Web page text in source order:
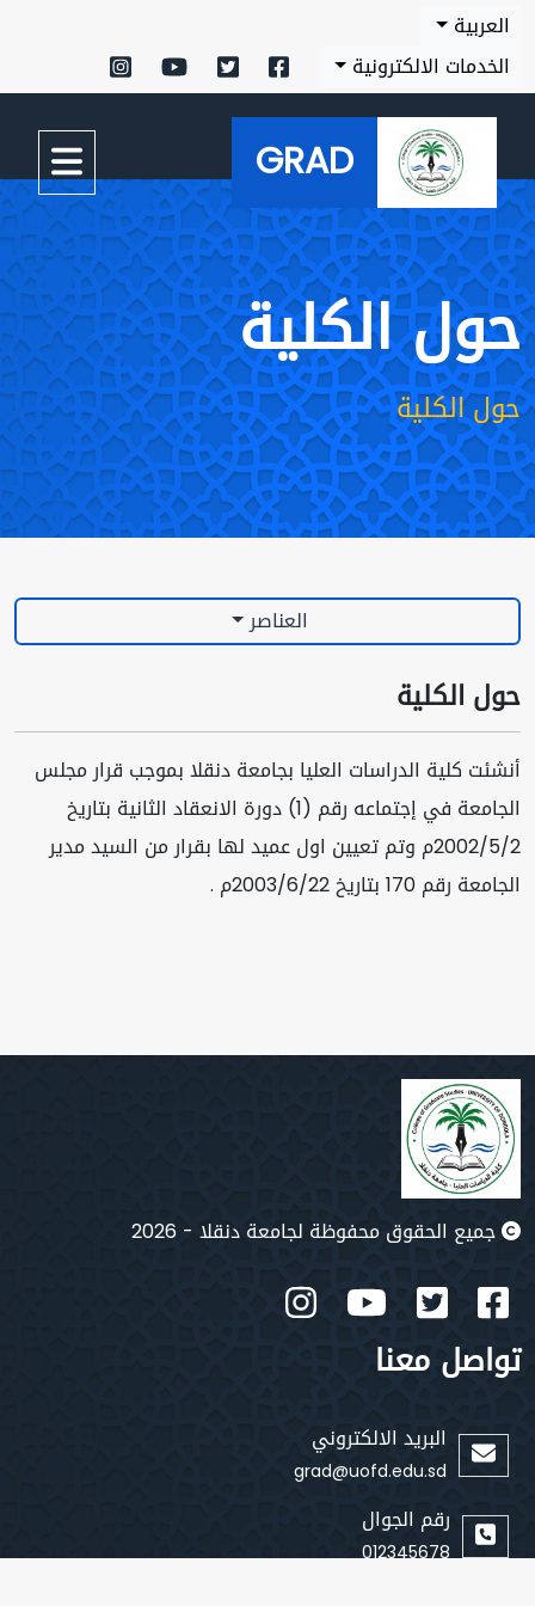
العربية
الخدمات الالكترونية
GRAD
حول الكلية
حول الكلية
العناصر
حول الكلية
أنشئت كلية الدراسات العليا بجامعة دنقلا بموجب قرار مجلس
الجامعة في إجتماعه رقم (1) دورة الانعقاد الثانية بتاريخ
2002/5/2م وتم تعيين اول عميد لها بقرار من السيد مدير
الجامعة رقم 170 بتاريخ 2003/6/22م .
جميع الحقوق محفوظة لجامعة دنقلا - 2026
تواصل معنا
البريد الالكتروني
grad@uofd.edu.sd
رقم الجوال
012345678